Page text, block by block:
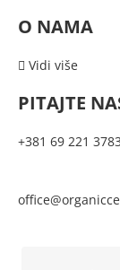
O NAMA
Vidi više
PITAJTE
+381 69 221 3783